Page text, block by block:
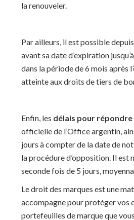
la renouveler.
Par ailleurs, il est possible
avant sa date d’expiration
dans la période de 6 mois après
atteinte aux droits de tiers de
Enfin, les délais pour
officielle de l’Office argentin,
jours à compter de la date de
la procédure d’opposition. Il est
seconde fois de 5 jours,
Le droit des marques est une
accompagne pour protéger vos
portefeuilles de marque que